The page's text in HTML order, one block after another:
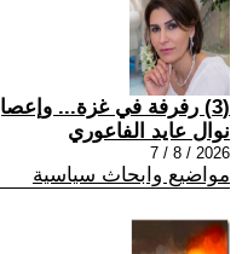
(3) رفرفة في غزة... وإعصار في واشنطن
نوال عايد الفاعوري
2026 / 8 / 7
مواضيع وابحاث سياسية